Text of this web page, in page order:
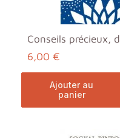
6,00 €
ajouter au
panier